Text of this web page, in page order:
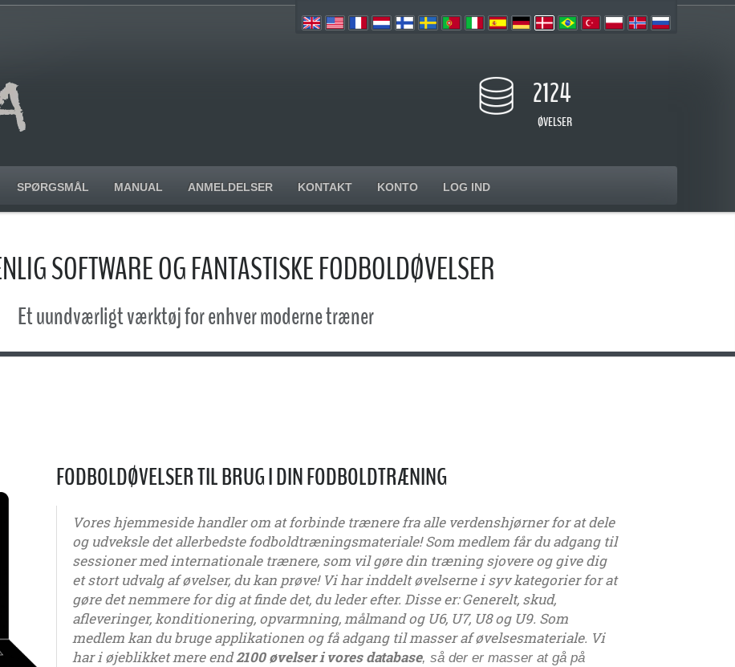
2124
ØVELSER
SPØRGSMÅL MANUAL ANMELDELSER KONTAKT KONTO LOG IND
SOFTWARE OG FANTASTISKE FODBOLDØVELSER
Et uundværligt værktøj for enhver moderne træner
FODBOLDØVELSER TIL BRUG I DIN FODBOLDTRÆNING
Vores hjemmeside handler om at forbinde trænere fra alle verdenshjørner for at dele
og udveksle det allerbedste fodboldtræningsmateriale! Som medlem får du adgang til
sessioner med internationale trænere, som vil gøre din træning sjovere og give dig
et stort udvalg af øvelser, du kan prøve! Vi har inddelt øvelserne i syv kategorier for at
gøre det nemmere for dig at finde det, du leder efter. Disse er: Generelt, skud,
afleveringer, konditionering, opvarmning, målmand og U6, U7, U8 og U9. Som
medlem kan du bruge applikationen og få adgang til masser af øvelsesmateriale. Vi
har i øjeblikket mere end2100 øvelser i vores database, så der er masser at gå på